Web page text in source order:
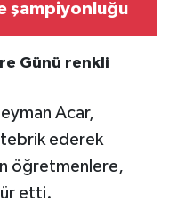
şampiyonluğu
Günü renkli
Acar,
tebrik ederek
öğretmenlere,
etti.